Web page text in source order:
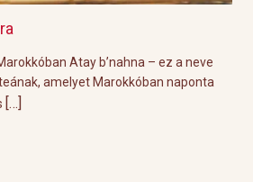
Atay b’nahna – ez a neve
amelyet Marokkóban naponta
[…]